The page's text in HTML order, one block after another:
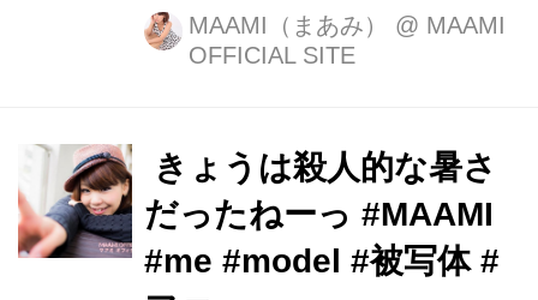
したのは #ケンズカフェ 監修の #生ガ
トーショコラ ❤️ 美味しい〜✨ #スイー
MAAMI（まあみ） @ MAAMI
OFFICIAL SITE
️ きょうは殺人的な暑さ
だったねーっ #MAAMI
#me #model #被写体 #